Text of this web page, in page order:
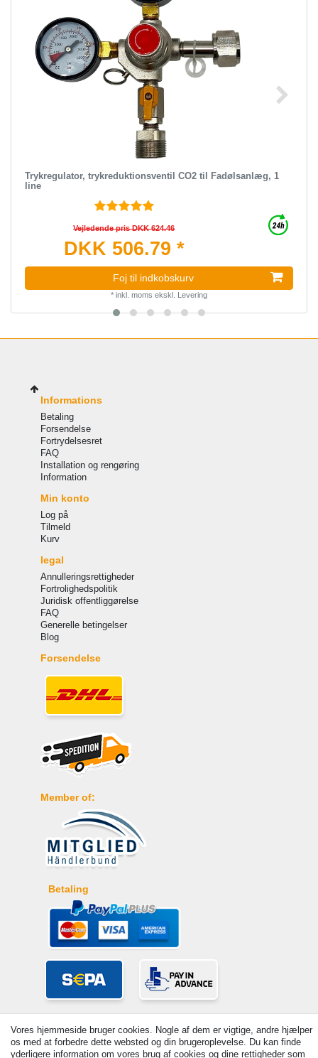
Trykregulator, trykreduktionsventil CO2 til Fadølsanlæg, 1
line
Vejledende pris DKK 624.46
DKK 506.79 *
Foj til indkobskurv
* inkl. moms ekskl. Levering
Informations
Betaling
Forsendelse
Fortrydelsesret
FAQ
Installation og rengøring
Information
Min konto
Log på
Tilmeld
Kurv
legal
Annulleringsrettigheder
Fortrolighedspolitik
Juridisk offentliggørelse
FAQ
Generelle betingelser
Blog
Forsendelse
Member of:
Betaling
Vores hjemmeside bruger cookies. Nogle af dem er vigtige, andre hjælper
os med at forbedre dette websted og din brugeroplevelse. Du kan finde
yderligere information om vores brug af cookies og dine rettigheder som